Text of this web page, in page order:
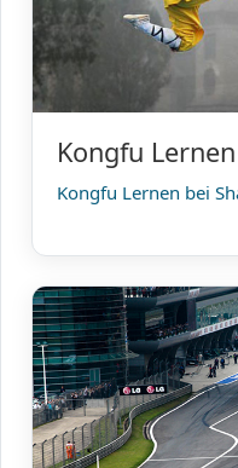
Kongfu
Kongfu Lernen bei